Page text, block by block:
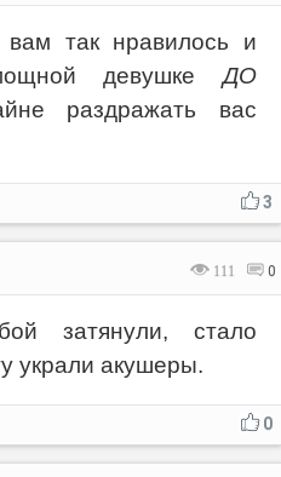
так нравилось и
девушкеДО
раздражать вас
3
111 0
затянули, стало
украли акушеры.
0